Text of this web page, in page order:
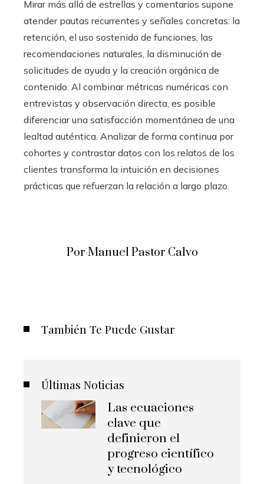
Mirar más allá de estrellas y comentarios supone
atender pautas recurrentes y señales concretas: la
retención, el uso sostenido de funciones, las
recomendaciones naturales, la disminución de
solicitudes de ayuda y la creación orgánica de
contenido. Al combinar métricas numéricas con
entrevistas y observación directa, es posible
diferenciar una satisfacción momentánea de una
lealtad auténtica. Analizar de forma continua por
cohortes y contrastar datos con los relatos de los
clientes transforma la intuición en decisiones
prácticas que refuerzan la relación a largo plazo.
Por Manuel Pastor Calvo
También Te Puede Gustar
Últimas Noticias
Las ecuaciones
clave que
definieron el
progreso científico
y tecnológico